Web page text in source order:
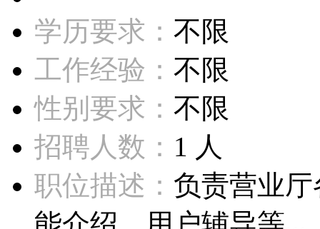
学历要求： 不限
工作经验： 不限
性别要求： 不限
招聘人数： 1 人
职位描述： 负责营业